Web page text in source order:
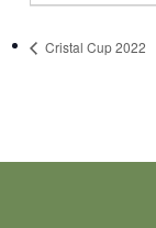
Cristal Cup 2022